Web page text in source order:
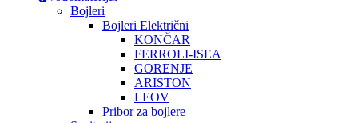
Bojleri
Bojleri Električni
KONČAR
FERROLI-ISEA
GORENJE
ARISTON
LEOV
Pribor za bojlere